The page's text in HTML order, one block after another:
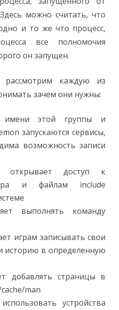
можно считать, что
и то же что процесс,
все полномочия
он запущен.
рассмотрим каждую из
зачем они нужны:
этой группы и
запускаютcя сервисы,
возможность записи
доступ к
и файлам include
выполнять команду
играм записывать свои
историю в определенную
добавлять страницы в
man
устройства